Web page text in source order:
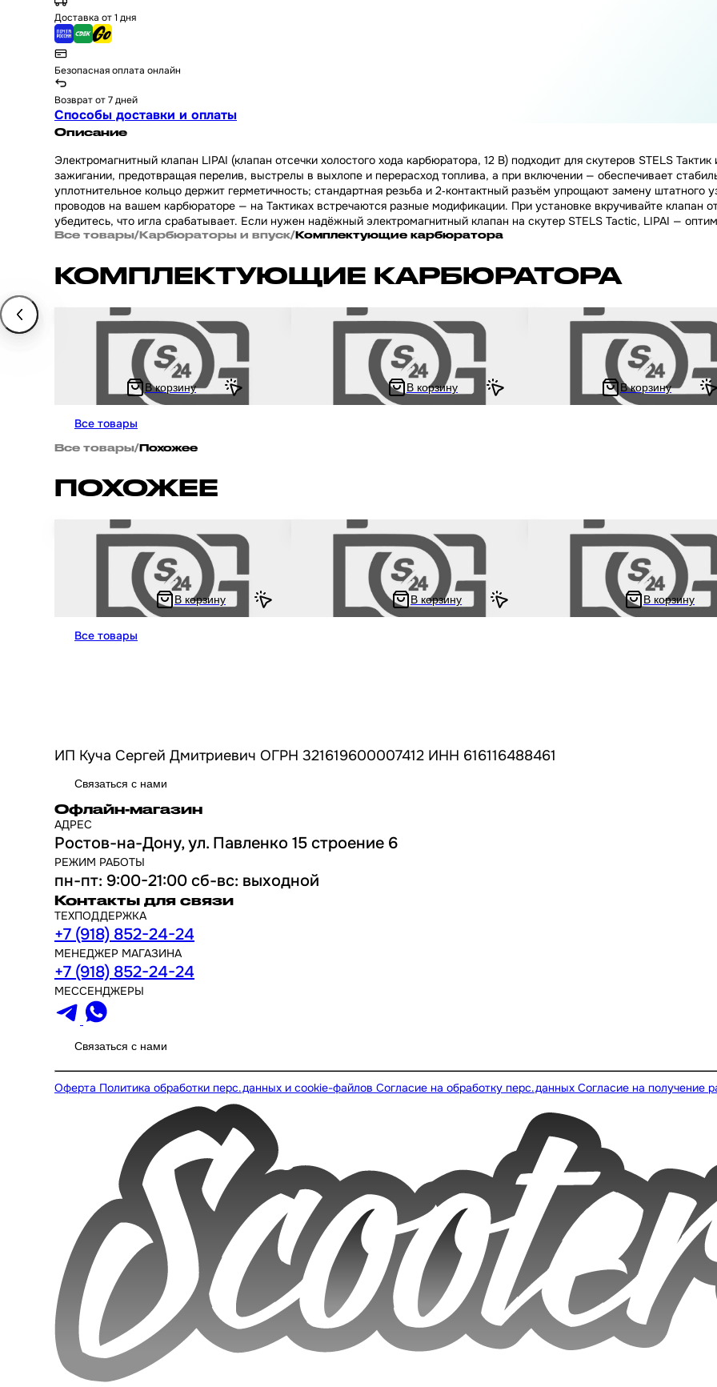
Доставка от 1 дня
Безопасная оплата онлайн
Возврат от 7 дней
Способы доставки и оплаты
Описание
Электромагнитный клапан LIPAI (клапан отсечки холостого хода карбюратора, 12 В) подходит для скутеров STELS
зажигании, предотвращая перелив, выстрелы в выхлопе и перерасход топлива, а при включении — обеспечивает
уплотнительное кольцо держит герметичность; стандартная резьба и 2‑контактный разъём упрощают замену
проводов на вашем карбюраторе — на Тактиках встречаются разные модификации. При установке вкручивайте клапан
убедитесь, что игла срабатывает. Если нужен надёжный электромагнитный клапан на скутер STELS Tactic, LIPAI —
Все товары/Карбюраторы и впуск/Комплектующие карбюратора
КОМПЛЕКТУЮЩИЕ КАРБЮРАТОРА
Кольцо уплотнительное прокладки
карбюратора на китайский 4T мотоцикл и
скутер GY6 125 / 150 кубов (наружный 36
В корзину
Электроклапан карбюратора на мотоцикл и
мопед Yamaha JOG 3KJ "BEEZMOTO" Ямаха
483.2 ₽ В корзину
Кольцо уплотнительное прокладки
карбюратора на китайский 4T
скутер GY6 50 кубов (наружн 35.8
В корзину
Все товары
Все товары/Похожее
ПОХОЖЕЕ
Электроклапан карбюратора на мотоцикл и
мопед Yamaha JOG 5BM, 4JP (D-21, h-20,
под китайский карбюратор) "KOMATCU"
725.48 ₽ В корзину
Электромагнитный клапан на китайский
скутер / мопед 139QMB 152QMI 157QMJ
GY6 80 - 150 кубов
478.01 ₽ В корзину
Электроклапан карбюратора на
мопед Yamaha JOG 3KJ
483.2 ₽ В корзину
Все товары
ИП Куча Сергей Дмитриевич ОГРН 321619600007412 ИНН 616116488461
Связаться с нами
Офлайн-магазин
АДРЕС
Ростов-на-Дону, ул. Павленко 15 строение 6
РЕЖИМ РАБОТЫ
пн-пт: 9:00-21:00 сб-вс: выходной
Контакты для связи
ТЕХПОДДЕРЖКА
+7 (918) 852-24-24
МЕНЕДЖЕР МАГАЗИНА
+7 (918) 852-24-24
МЕССЕНДЖЕРЫ
Связаться с нами
Оферта Политика обработки перс.данных и cookie-файлов Согласие на обработку перс.данных Согласие на получение